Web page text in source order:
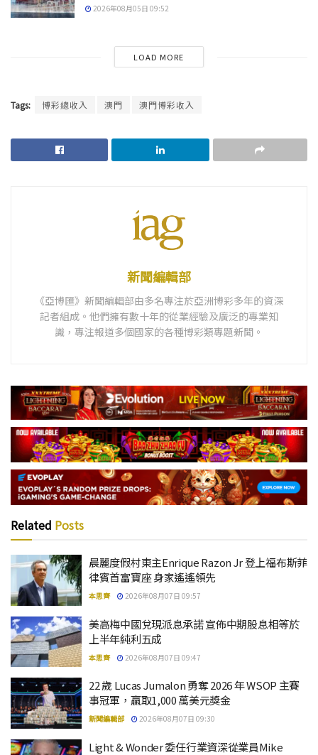
2026年08月05日 09:52
LOAD MORE
Tags: 博彩總收入 澳門 澳門博彩收入
新聞編輯部
《亞博匯》新聞編輯部由多名專注於亞洲博彩多年的資深
記者組成。他們擁有數十年的從業經驗及廣泛的專業知
識，專注報道多個國家的各種博彩類專題新聞。
Related Posts
晨麗度假村東主Enrique Razon Jr 登上福布斯菲
律賓首富寶座 身家遙遙領先
本思齊 2026年08月07日 09:57
美高梅中國兌現派息承諾 宣佈中期股息相等於
上半年純利五成
本思齊 2026年08月07日 09:47
22 歲 Lucas Jumalon 勇奪 2026 年 WSOP 主賽
事冠軍，贏取1,000 萬美元獎金
新聞編輯部 2026年08月07日 09:30
Light & Wonder 委任行業資深從業員Mike